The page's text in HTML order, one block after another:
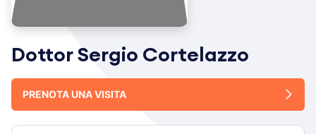
Dottor Sergio Cortelazzo
PRENOTA UNA VISITA